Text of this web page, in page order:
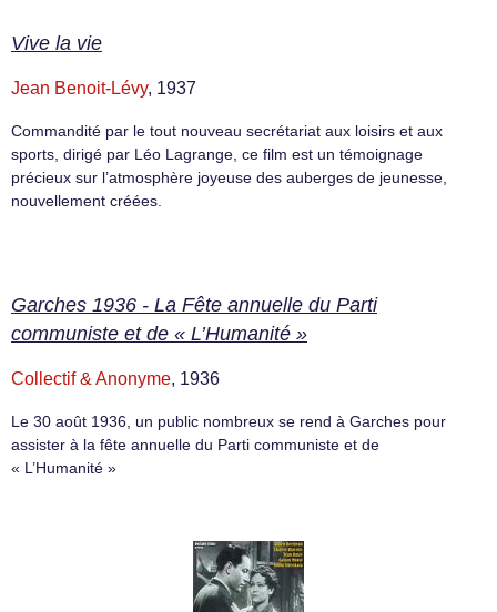
Vive la vie
Jean Benoit-Lévy, 1937
Commandité par le tout nouveau secrétariat aux loisirs et aux
sports, dirigé par Léo Lagrange, ce film est un témoignage
précieux sur l’atmosphère joyeuse des auberges de jeunesse,
nouvellement créées.
Garches 1936 - La Fête annuelle du Parti
communiste et de « L’Humanité »
Collectif & Anonyme, 1936
Le 30 août 1936, un public nombreux se rend à Garches pour
assister à la fête annuelle du Parti communiste et de
« L’Humanité »